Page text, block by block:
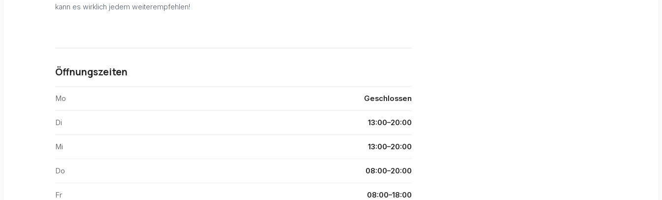
kann es wirklich jedem weiterempfehlen!
Öffnungszeiten
Mo Geschlossen
Di 13:00–20:00
Mi 13:00–20:00
Do 08:00–20:00
Fr 08:00–18:00